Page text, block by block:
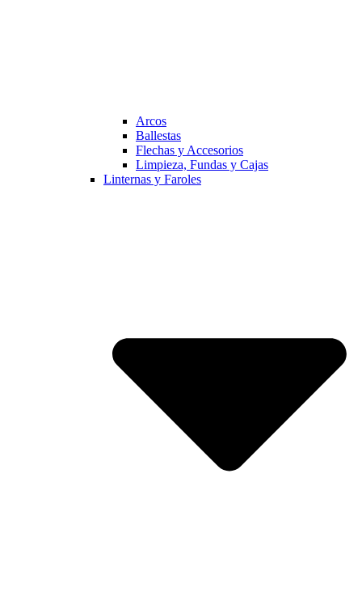
Arcos
Ballestas
Flechas y Accesorios
Limpieza, Fundas y Cajas
Linternas y Faroles